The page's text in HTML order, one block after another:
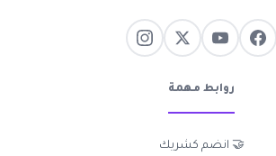
روابط مهمة
🤝 انضم كشريك